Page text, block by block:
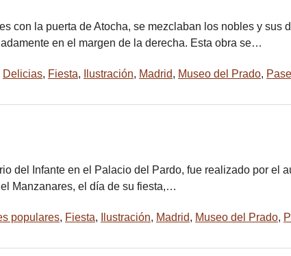
con la puerta de Atocha, se mezclaban los nobles y sus
en el margen de la derecha. Esta obra se…
Delicias, Fiesta, Ilustración, Madrid, Museo del Prado,
del Infante en el Palacio del Pardo, fue realizado por el
Manzanares, el día de su fiesta,…
populares, Fiesta, Ilustración, Madrid, Museo del Prado,